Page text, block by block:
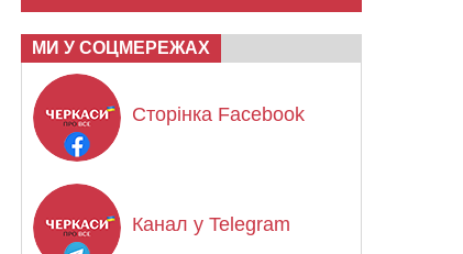
МИ У СОЦМЕРЕЖАХ
Сторінка Facebook
Канал у Telegram